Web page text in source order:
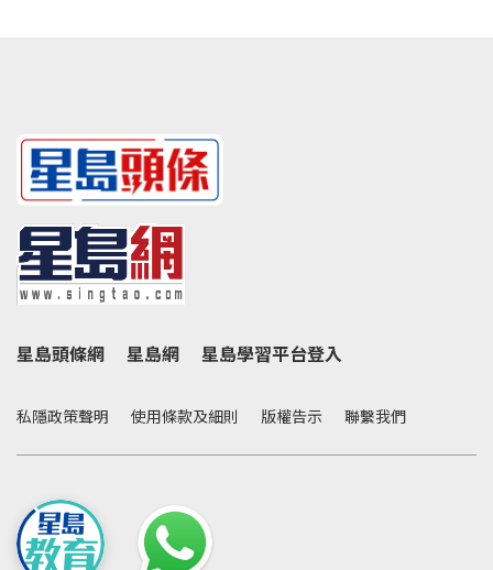
星島頭條網 星島網 星島學習平台登入
私隱政策聲明 使用條款及細則 版權告示 聯繫我們